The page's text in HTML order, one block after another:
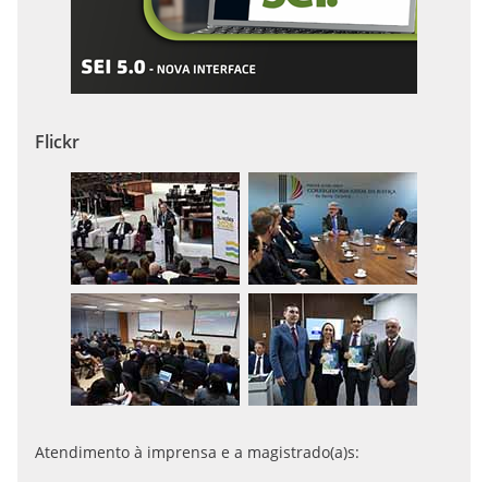
Flickr
Atendimento à imprensa e a magistrado(a)s: